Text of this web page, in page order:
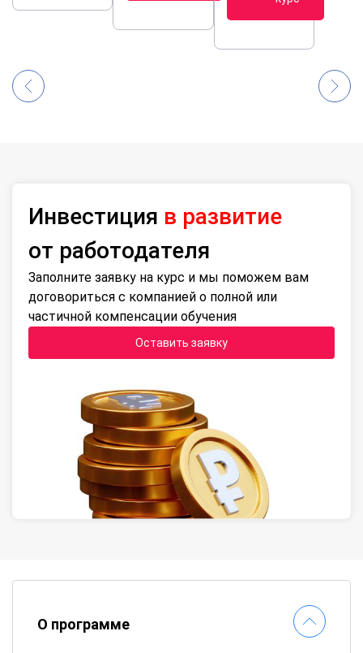
Инвестиция в развитие
от работодателя
Заполните заявку на курс и мы поможем вам
договориться с компанией о полной или
частичной компенсации обучения
Оставить заявку
О программе